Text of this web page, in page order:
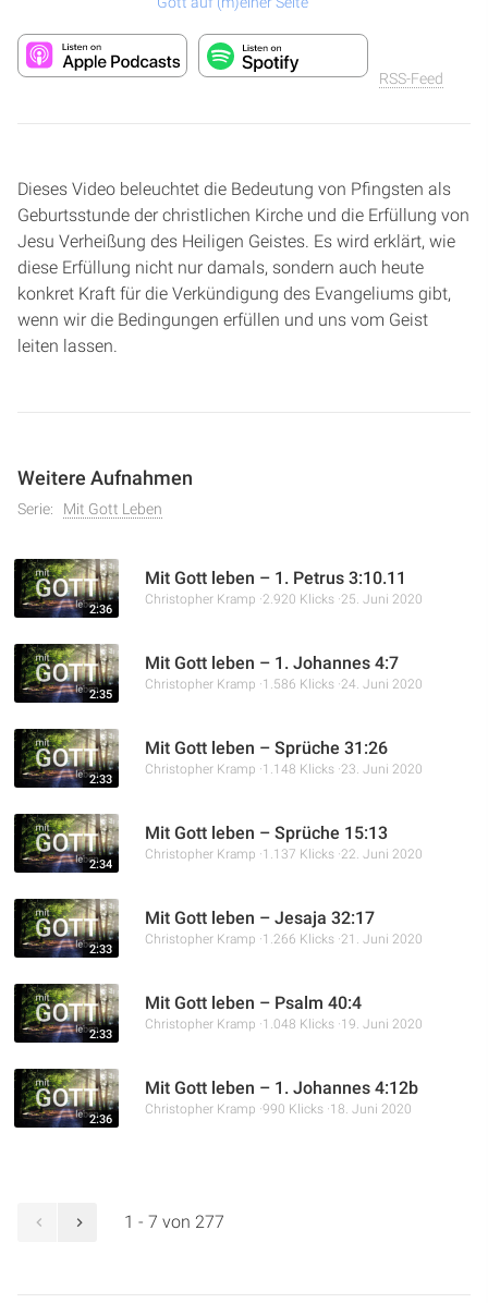
RSS-Feed
Dieses Video beleuchtet die Bedeutung von Pfingsten als
Geburtsstunde der christlichen Kirche und die Erfüllung von
Jesu Verheißung des Heiligen Geistes. Es wird erklärt, wie
diese Erfüllung nicht nur damals, sondern auch heute
konkret Kraft für die Verkündigung des Evangeliums gibt,
wenn wir die Bedingungen erfüllen und uns vom Geist
leiten lassen.
Weitere Aufnahmen
Serie: Mit Gott Leben
2:36
Mit Gott leben – 1. Petrus 3:10.11
Christopher Kramp 2.920 Klicks 25. Juni 2020
2:35
Mit Gott leben – 1. Johannes 4:7
Christopher Kramp 1.586 Klicks 24. Juni 2020
2:33
Mit Gott leben – Sprüche 31:26
Christopher Kramp 1.148 Klicks 23. Juni 2020
2:34
Mit Gott leben – Sprüche 15:13
Christopher Kramp 1.137 Klicks 22. Juni 2020
2:33
Mit Gott leben – Jesaja 32:17
Christopher Kramp 1.266 Klicks 21. Juni 2020
2:33
Mit Gott leben – Psalm 40:4
Christopher Kramp 1.048 Klicks 19. Juni 2020
2:36
Mit Gott leben – 1. Johannes 4:12b
Christopher Kramp 990 Klicks 18. Juni 2020
1 - 7 von 277